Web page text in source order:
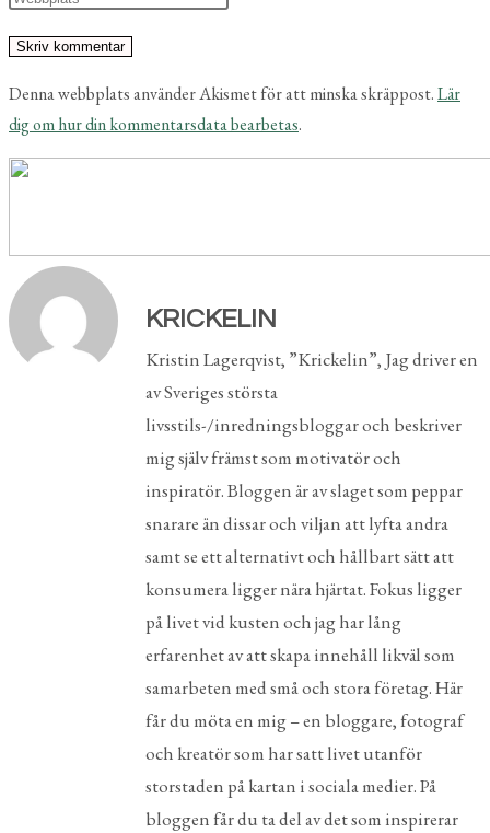
Denna webbplats använder Akismet för att minska skräppost.Lär
dig om hur din kommentarsdata bearbetas.
KRICKELIN
Kristin Lagerqvist, ”Krickelin”, Jag driver en
av Sveriges största
livsstils-/inredningsbloggar och beskriver
mig själv främst som motivatör och
inspiratör. Bloggen är av slaget som peppar
snarare än dissar och viljan att lyfta andra
samt se ett alternativt och hållbart sätt att
konsumera ligger nära hjärtat. Fokus ligger
på livet vid kusten och jag har lång
erfarenhet av att skapa innehåll likväl som
samarbeten med små och stora företag. Här
får du möta en mig – en bloggare, fotograf
och kreatör som har satt livet utanför
storstaden på kartan i sociala medier. På
bloggen får du ta del av det som inspirerar